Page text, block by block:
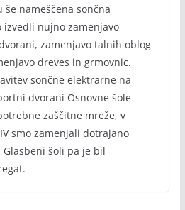
nameščena sončna
izvedli nujno zamenjavo
zamenjavo talnih oblog
dreves in grmovnic.
sončne elektrarne na
dvorani Osnovne šole
zaščitne mreže, v
smo zamenjali dotrajano
šoli pa je bil